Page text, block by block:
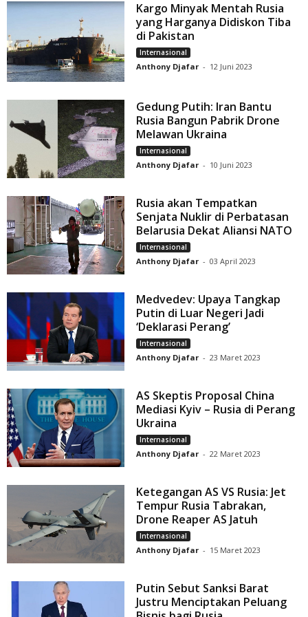
Kargo Minyak Mentah Rusia
yang Harganya Didiskon Tiba
di Pakistan
Internasional
Anthony Djafar - 12 Juni 2023
Gedung Putih: Iran Bantu
Rusia Bangun Pabrik Drone
Melawan Ukraina
Internasional
Anthony Djafar - 10 Juni 2023
Rusia akan Tempatkan
Senjata Nuklir di Perbatasan
Belarusia Dekat Aliansi NATO
Internasional
Anthony Djafar - 03 April 2023
Medvedev: Upaya Tangkap
Putin di Luar Negeri Jadi
‘Deklarasi Perang’
Internasional
Anthony Djafar - 23 Maret 2023
AS Skeptis Proposal China
Mediasi Kyiv – Rusia di Perang
Ukraina
Internasional
Anthony Djafar - 22 Maret 2023
Ketegangan AS VS Rusia: Jet
Tempur Rusia Tabrakan,
Drone Reaper AS Jatuh
Internasional
Anthony Djafar - 15 Maret 2023
Putin Sebut Sanksi Barat
Justru Menciptakan Peluang